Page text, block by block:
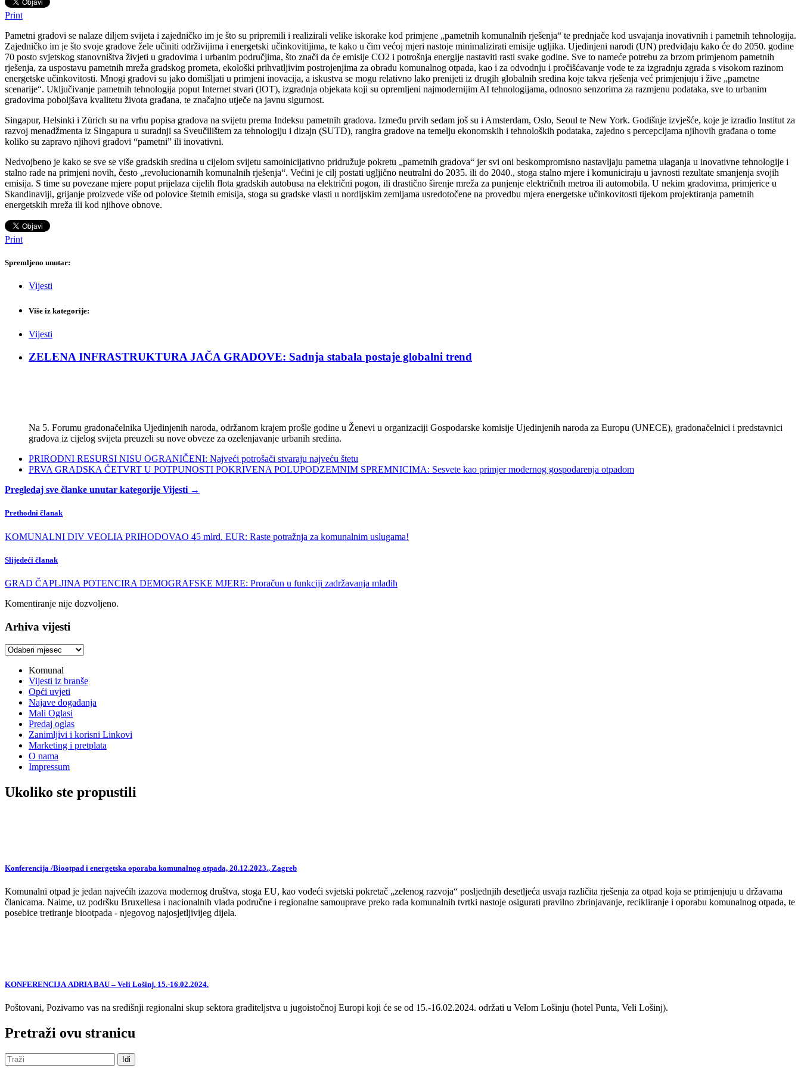
Print
Pametni gradovi se nalaze diljem svijeta i zajedničko im je što su pripremili i realizirali velike iskorake kod primjene „pametnih komunalnih rješenja“ te prednjače kod usvajanja inovativnih i pametnih tehnologija.
Zajedničko im je što svoje gradove žele učiniti održivijima i energetski učinkovitijima, te kako u čim većoj mjeri nastoje minimalizirati emisije ugljika. Ujedinjeni narodi (UN) predviđaju kako će do 2050. godine
70 posto svjetskog stanovništva živjeti u gradovima i urbanim područjima, što znači da će emisije CO2 i potrošnja energije nastaviti rasti svake godine. Sve to nameće potrebu za brzom primjenom pametnih
rješenja, za uspostavu pametnih mreža gradskog prometa, ekološki prihvatljivim postrojenjima za obradu komunalnog otpada, kao i za odvodnju i pročišćavanje vode te za izgradnju zgrada s visokom razinom
energetske učinkovitosti. Mnogi gradovi su jako domišljati u primjeni inovacija, a iskustva se mogu relativno lako prenijeti iz drugih globalnih sredina koje takva rješenja već primjenjuju i žive „pametne
scenarije“. Uključivanje pametnih tehnologija poput Internet stvari (IOT), izgradnja objekata koji su opremljeni najmodernijim AI tehnologijama, odnosno senzorima za razmjenu podataka, sve to urbanim
gradovima poboljšava kvalitetu života građana, te značajno utječe na javnu sigurnost.
Singapur, Helsinki i Zürich su na vrhu popisa gradova na svijetu prema Indeksu pametnih gradova. Između prvih sedam još su i Amsterdam, Oslo, Seoul te New York. Godišnje izvješće, koje je izradio Institut za
razvoj menadžmenta iz Singapura u suradnji sa Sveučilištem za tehnologiju i dizajn (SUTD), rangira gradove na temelju ekonomskih i tehnoloških podataka, zajedno s percepcijama njihovih građana o tome
koliko su zapravo njihovi gradovi “pametni” ili inovativni.
Nedvojbeno je kako se sve se više gradskih sredina u cijelom svijetu samoinicijativno pridružuje pokretu „pametnih gradova“ jer svi oni beskompromisno nastavljaju pametna ulaganja u inovativne tehnologije i
stalno rade na primjeni novih, često „revolucionarnih komunalnih rješenja“. Većini je cilj postati ugljično neutralni do 2035. ili do 2040., stoga stalno mjere i komuniciraju u javnosti rezultate smanjenja svojih
emisija. S time su povezane mjere poput prijelaza cijelih flota gradskih autobusa na električni pogon, ili drastično širenje mreža za punjenje električnih metroa ili automobila. U nekim gradovima, primjerice u
Skandinaviji, grijanje proizvede više od polovice štetnih emisija, stoga su gradske vlasti u nordijskim zemljama usredotočene na provedbu mjera energetske učinkovitosti tijekom projektiranja pametnih
energetskih mreža ili kod njihove obnove.
Print
Spremljeno unutar:
Vijesti
Više iz kategorije:
Vijesti
ZELENA INFRASTRUKTURA JAČA GRADOVE: Sadnja stabala postaje globalni trend
Na 5. Forumu gradonačelnika Ujedinjenih naroda, održanom krajem prošle godine u Ženevi u organizaciji Gospodarske komisije Ujedinjenih naroda za Europu (UNECE), gradonačelnici i predstavnici
gradova iz cijelog svijeta preuzeli su nove obveze za ozelenjavanje urbanih sredina.
PRIRODNI RESURSI NISU OGRANIČENI: Najveći potrošači stvaraju najveću štetu
PRVA GRADSKA ČETVRT U POTPUNOSTI POKRIVENA POLUPODZEMNIM SPREMNICIMA: Sesvete kao primjer modernog gospodarenja otpadom
Pregledaj sve članke unutar kategorije Vijesti →
Prethodni članak
KOMUNALNI DIV VEOLIA PRIHODOVAO 45 mlrd. EUR: Raste potražnja za komunalnim uslugama!
Slijedeći članak
GRAD ČAPLJINA POTENCIRA DEMOGRAFSKE MJERE: Proračun u funkciji zadržavanja mladih
Komentiranje nije dozvoljeno.
Arhiva vijesti
Arhiva
Komunal
Vijesti iz branše
Opći uvjeti
Najave događanja
Mali Oglasi
Predaj oglas
Zanimljivi i korisni Linkovi
Marketing i pretplata
O nama
Impressum
Ukoliko ste propustili
Konferencija /Biootpad i energetska oporaba komunalnog otpada, 20.12.2023., Zagreb
Komunalni otpad je jedan najvećih izazova modernog društva, stoga EU, kao vodeći svjetski pokretač „zelenog razvoja“ posljednjih desetljeća usvaja različita rješenja za otpad koja se primjenjuju u državama
članicama. Naime, uz podršku Bruxellesa i nacionalnih vlada područne i regionalne samouprave preko rada komunalnih tvrtki nastoje osigurati pravilno zbrinjavanje, recikliranje i oporabu komunalnog otpada, te
posebice tretiranje biootpada - njegovog najosjetljivijeg dijela.
KONFERENCIJA ADRIA BAU – Veli Lošinj, 15.-16.02.2024.
Poštovani, Pozivamo vas na središnji regionalni skup sektora graditeljstva u jugoistočnoj Europi koji će se od 15.-16.02.2024. održati u Velom Lošinju (hotel Punta, Veli Lošinj).
Pretraži ovu stranicu